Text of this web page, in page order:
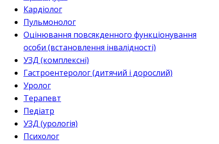
Кардіолог
Пульмонолог
Оцінювання повсякденного функціонування
особи (встановлення інвалідності)
УЗД (комплексні)
Гастроентеролог (дитячий і дорослий)
Уролог
Терапевт
Педіатр
УЗД (урологія)
Психолог